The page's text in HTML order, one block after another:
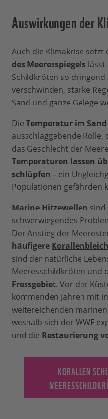
Auswirkungen der
Auch die Klimakrise setzt
des Meeresspiegels lässt
Schildkröten so dringend
verschwinden, starke
Sand und ganze Gelege
Die Temperatur im Sand
ausschlaggebende
das Geschlecht der
Temperaturen lassen
schlüpfen – ein
Populationen gefährden
Marine Hitzewellen sind
schwerwiegendes
Der Anstieg der
häufigere
sind der natürliche
Meeresschildkröten und
Fressgebiet. Vor der
kommenden Jahren mit
weitereichenden
weshalb sich der WWF
und die Restaurierung
KORALLEN